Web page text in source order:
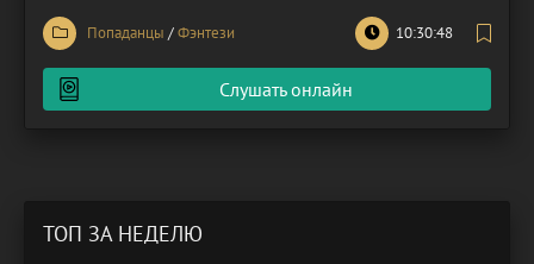
разворачиваются революционные действия, которые
инициировал и возглавил Михаил II. Российская
Империя со дня на день должна начать активное
наступление по
Попаданцы /Фэнтези 10:30:48
Слушать онлайн
ТОП ЗА НЕДЕЛЮ